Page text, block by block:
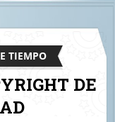
TIEMPO
DE